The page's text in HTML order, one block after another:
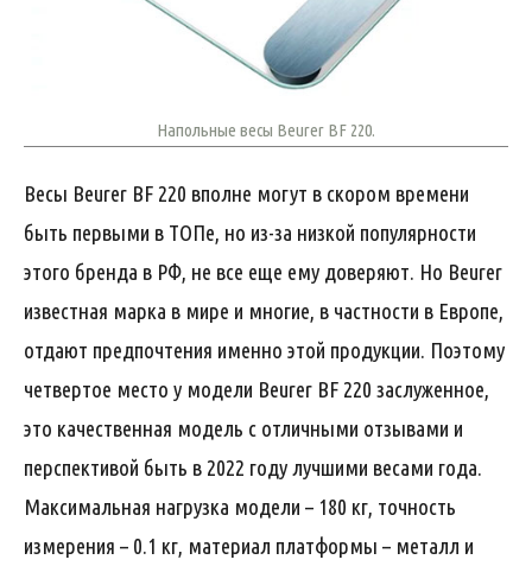
Напольные весы Beurer BF 220.
Весы Beurer BF 220 вполне могут в скором времени
быть первыми в ТОПе, но из-за низкой популярности
этого бренда в РФ, не все еще ему доверяют. Но Beurer
известная марка в мире и многие, в частности в Европе,
отдают предпочтения именно этой продукции. Поэтому
четвертое место у модели Beurer BF 220 заслуженное,
это качественная модель с отличными отзывами и
перспективой быть в 2022 году лучшими весами года.
Максимальная нагрузка модели – 180 кг, точность
измерения – 0.1 кг, материал платформы – металл и